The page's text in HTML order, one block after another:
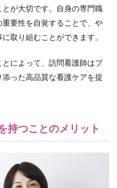
が大切です。自身の専門職
要性を自覚することで、や
取り組むことができます。
によって、訪問看護師はプ
った高品質な看護ケアを提
持つことのメリット